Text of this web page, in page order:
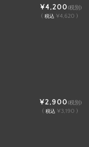
¥4,200(税別)
( 税込 ¥4,620 )
¥2,900(税別)
( 税込 ¥3,190 )